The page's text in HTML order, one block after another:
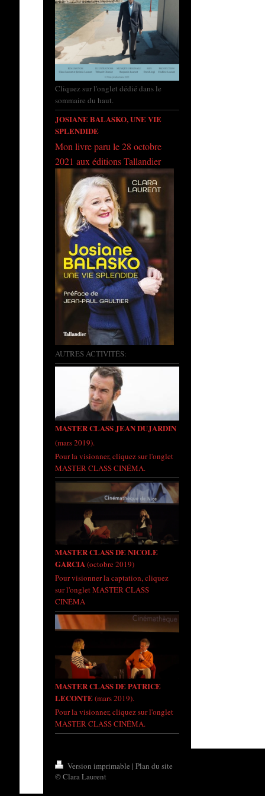
Cliquez sur l'onglet dédié dans le
sommaire du haut.
JOSIANE BALASKO, UNE VIE
SPLENDIDE
Mon livre paru le 28 octobre
2021 aux éditions Tallandier
AUTRES ACTIVITÉS:
MASTER CLASS JEAN DUJARDIN
(mars 2019).
Pour la visionner, cliquez sur l'onglet
MASTER CLASS CINÉMA.
MASTER CLASS DE NICOLE
GARCIA(octobre 2019)
Pour visionner la captation, cliquez
sur l'onglet MASTER CLASS
CINÉMA
MASTER CLASS DE PATRICE
LECONTE(mars 2019).
Pour la visionner, cliquez sur l'onglet
MASTER CLASS CINÉMA.
Version imprimable | Plan du site
© Clara Laurent